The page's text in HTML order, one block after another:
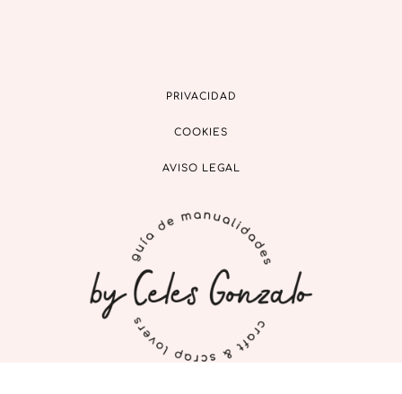
PRIVACIDAD
COOKIES
AVISO LEGAL